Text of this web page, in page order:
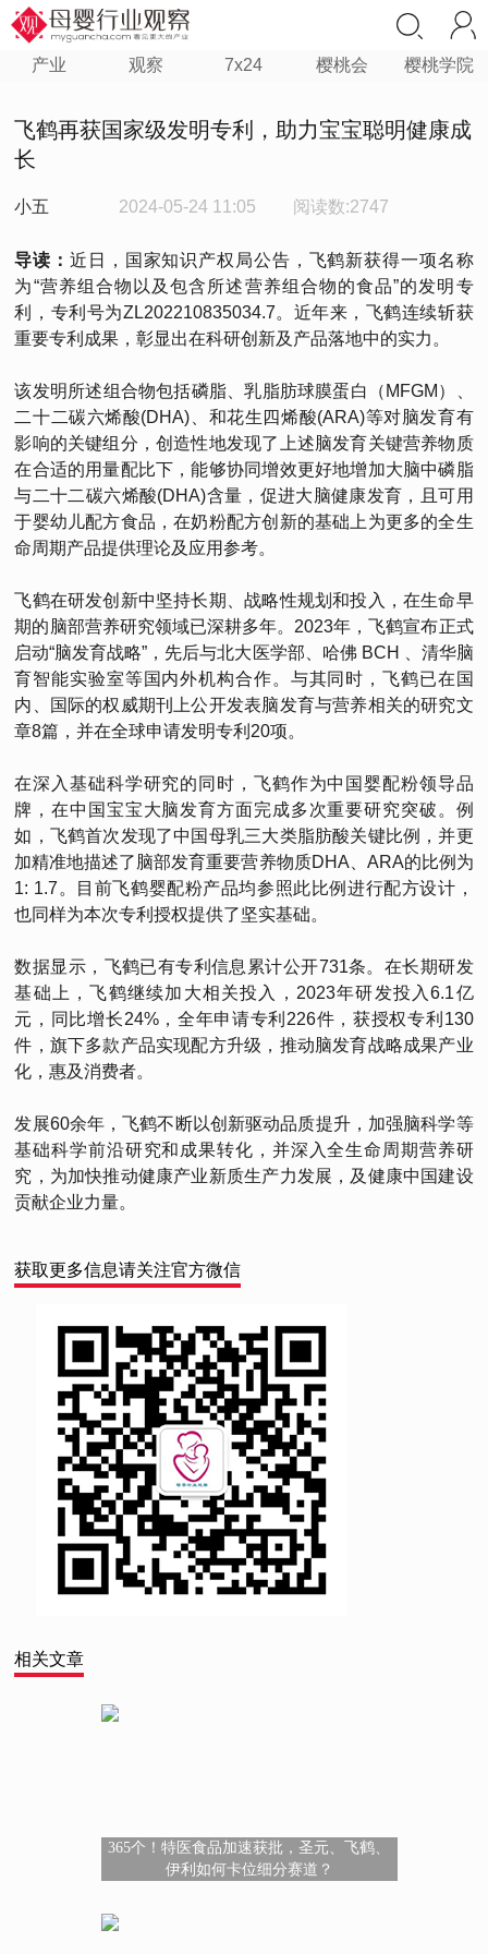
产业 观察 7x24 樱桃会 樱桃学院
飞鹤再获国家级发明专利，助力宝宝聪明健康成
长
小五 2024-05-24 11:05 阅读数:2747
导读：近日，国家知识产权局公告，飞鹤新获得一项名称
为“营养组合物以及包含所述营养组合物的食品”的发明专
利，专利号为ZL202210835034.7。近年来，飞鹤连续斩获
重要专利成果，彰显出在科研创新及产品落地中的实力。
该发明所述组合物包括磷脂、乳脂肪球膜蛋白（MFGM）、
二十二碳六烯酸(DHA)、和花生四烯酸(ARA)等对脑发育有
影响的关键组分，创造性地发现了上述脑发育关键营养物质
在合适的用量配比下，能够协同增效更好地增加大脑中磷脂
与二十二碳六烯酸(DHA)含量，促进大脑健康发育，且可用
于婴幼儿配方食品，在奶粉配方创新的基础上为更多的全生
命周期产品提供理论及应用参考。
飞鹤在研发创新中坚持长期、战略性规划和投入，在生命早
期的脑部营养研究领域已深耕多年。2023年，飞鹤宣布正式
启动“脑发育战略”，先后与北大医学部、哈佛 BCH 、清华脑
育智能实验室等国内外机构合作。与其同时，飞鹤已在国
内、国际的权威期刊上公开发表脑发育与营养相关的研究文
章8篇，并在全球申请发明专利20项。
在深入基础科学研究的同时，飞鹤作为中国婴配粉领导品
牌，在中国宝宝大脑发育方面完成多次重要研究突破。例
如，飞鹤首次发现了中国母乳三大类脂肪酸关键比例，并更
加精准地描述了脑部发育重要营养物质DHA、ARA的比例为
1: 1.7。目前飞鹤婴配粉产品均参照此比例进行配方设计，
也同样为本次专利授权提供了坚实基础。
数据显示，飞鹤已有专利信息累计公开731条。在长期研发
基础上，飞鹤继续加大相关投入，2023年研发投入6.1亿
元，同比增长24%，全年申请专利226件，获授权专利130
件，旗下多款产品实现配方升级，推动脑发育战略成果产业
化，惠及消费者。
发展60余年，飞鹤不断以创新驱动品质提升，加强脑科学等
基础科学前沿研究和成果转化，并深入全生命周期营养研
究，为加快推动健康产业新质生产力发展，及健康中国建设
贡献企业力量。
获取更多信息请关注官方微信
相关文章
365个！特医食品加速获批，圣元、飞鹤、
伊利如何卡位细分赛道？